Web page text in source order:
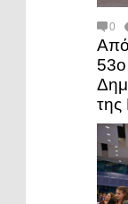
0
53ο